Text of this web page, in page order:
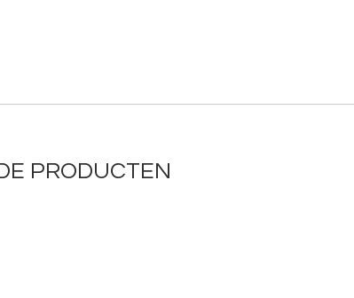
PRODUCTEN